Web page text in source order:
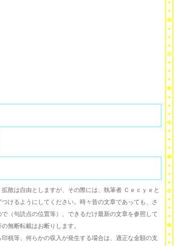
散は自由としますが、その際には、執筆者 Ｃｅｃｙｅと
けるようにしてください。時々昔の文章であっても、さ
（句読点の位置等）、できるだけ最新の文章を参照して
無断転載はお断りします。
税等、何らかの収入が発生する場合は、適正な金額の支